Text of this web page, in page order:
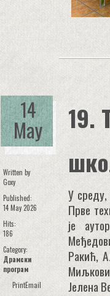
14
May
Written by
Goxy
Published:
14 May 2026
Hits:
186
Category:
Драмски
програм
PrintEmail
19.
У
Прве
је
Ракић,
Јелена